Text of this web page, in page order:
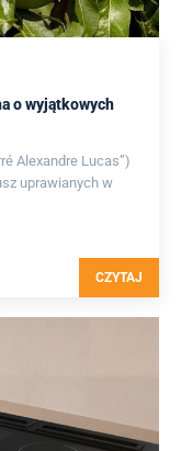
o wyjątkowych
Alexandre Lucas”)
uprawianych w
CZYTAJ